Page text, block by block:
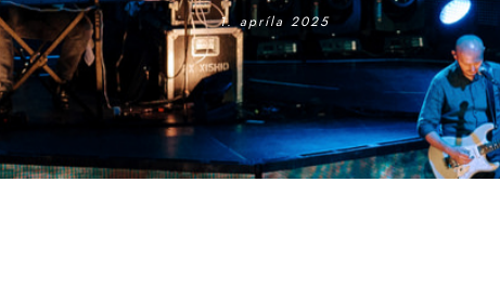
1. apríla 2025